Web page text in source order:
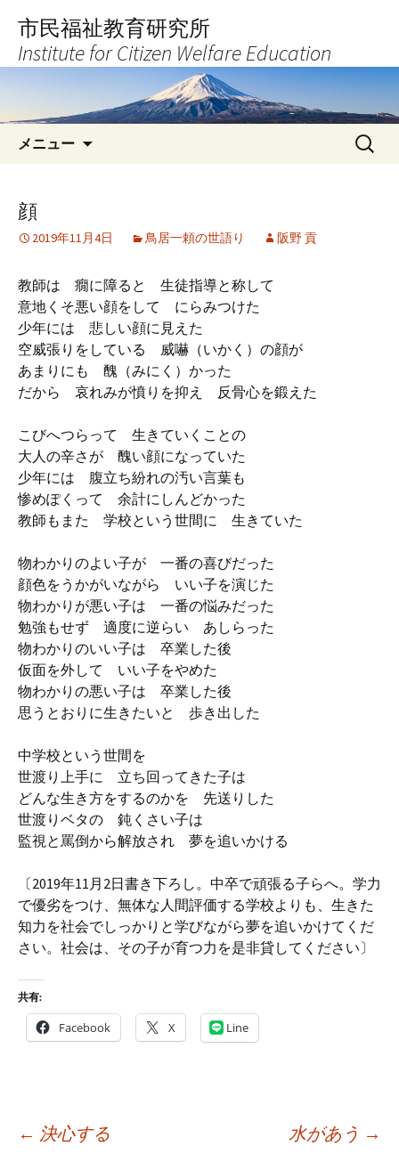
へ
キ
市民福祉教育研究所
Institute for Citizen Welfare Education
メニュー
検
索:
顔
2019年11月4日 鳥居一頼の世語り 阪野 貢
教師は 癇に障ると 生徒指導と称して
意地くそ悪い顔をして にらみつけた
少年には 悲しい顔に見えた
空威張りをしている 威嚇（いかく）の顔が
あまりにも 醜（みにく）かった
だから 哀れみが憤りを抑え 反骨心を鍛えた
こびへつらって 生きていくことの
大人の辛さが 醜い顔になっていた
少年には 腹立ち紛れの汚い言葉も
惨めぽくって 余計にしんどかった
教師もまた 学校という世間に 生きていた
物わかりのよい子が 一番の喜びだった
顔色をうかがいながら いい子を演じた
物わかりが悪い子は 一番の悩みだった
勉強もせず 適度に逆らい あしらった
物わかりのいい子は 卒業した後
仮面を外して いい子をやめた
物わかりの悪い子は 卒業した後
思うとおりに生きたいと 歩き出した
中学校という世間を
世渡り上手に 立ち回ってきた子は
どんな生き方をするのかを 先送りした
世渡りベタの 鈍くさい子は
監視と罵倒から解放され 夢を追いかける
〔2019年11月2日書き下ろし。中卒で頑張る子らへ。学力
で優劣をつけ、無体な人間評価する学校よりも、生きた
知力を社会でしっかりと学びながら夢を追いかけてくだ
さい。社会は、その子が育つ力を是非貸してください〕
共有:
Facebook X Line
← 決心する 水があう →